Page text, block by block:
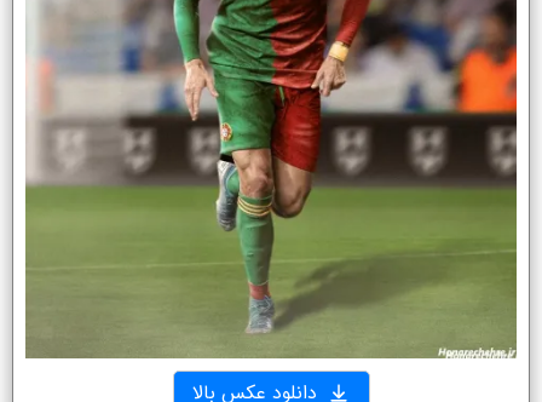
دانلود عکس بالا